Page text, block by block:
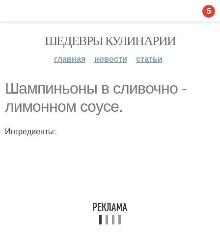
ШЕДЕВРЫ КУЛИНАРИИ
главная новости статьи
Шампиньоны в сливочно -
лимонном соусе.
Ингредиенты:
5